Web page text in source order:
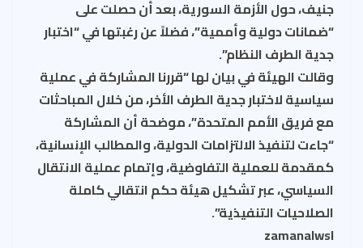
جنيف، حول الأزمة السورية، بعد أن حصلت على
“ضمانات دولية وأممية”، فضلاً عن رغبتها في “اختبار
جدية الطرف النظام”.
وقالت الهيئة في بيان لها “قررنا المشاركة في عملية
سياسية لاختبار جدية الطرف الأخر، من خلال المباحثات
مع فريق الأمم المتحدة”، موضحة أن المشاركة
“جاءت لتنفيذ الالتزامات الدولية، والمطالب الإنسانية،
كمقدمة للعملية التفاوضية، وإتمام عملية الانتقال
السياسي، عبر تشكيل هيئة حكم انتقالي كاملة
الصلاحيات التنفيذية”.
zamanalwsl